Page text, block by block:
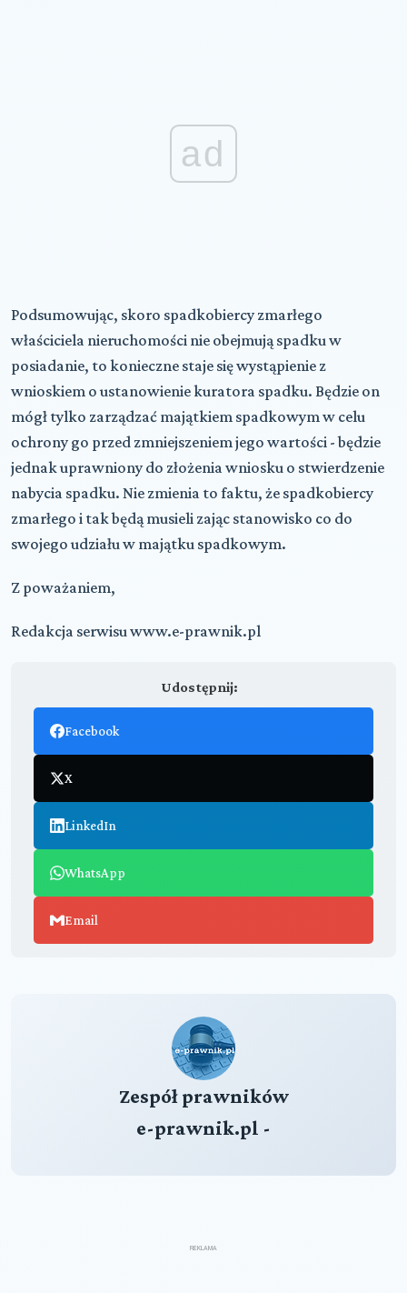
ad
Podsumowując, skoro spadkobiercy zmarłego
właściciela nieruchomości nie obejmują spadku w
posiadanie, to konieczne staje się wystąpienie z
wnioskiem o ustanowienie kuratora spadku. Będzie on
mógł tylko zarządzać majątkiem spadkowym w celu
ochrony go przed zmniejszeniem jego wartości - będzie
jednak uprawniony do złożenia wniosku o stwierdzenie
nabycia spadku. Nie zmienia to faktu, że spadkobiercy
zmarłego i tak będą musieli zając stanowisko co do
swojego udziału w majątku spadkowym.
Z poważaniem,
Redakcja serwisu www.e-prawnik.pl
Udostępnij:
Facebook
X
LinkedIn
WhatsApp
Email
Zespół prawników
e-prawnik.pl -
REKLAMA